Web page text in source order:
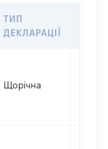
ТИП
ДЕКЛАРАЦІЇ
Щорічна